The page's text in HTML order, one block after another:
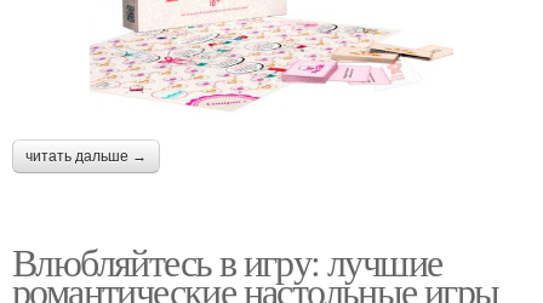
читать дальше →
Влюбляйтесь в игру: лучшие
романтические настольные игры